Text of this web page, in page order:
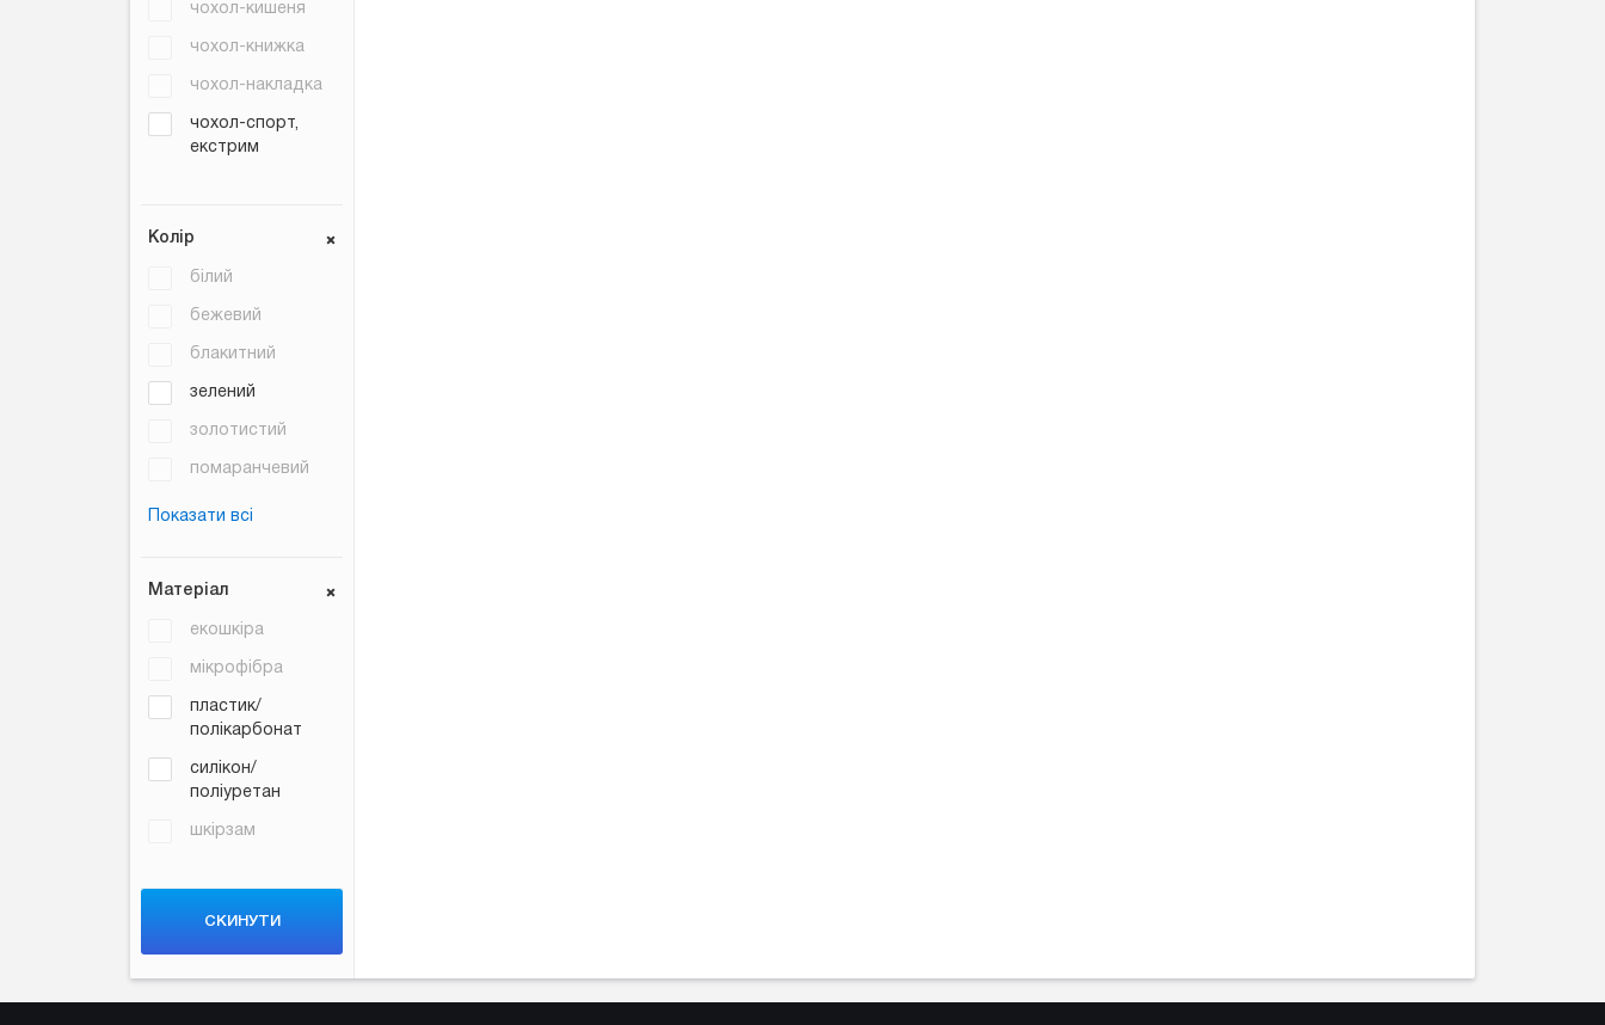
чохол-кишеня
чохол-книжка
чохол-накладка
чохол-спорт,
екстрим
Колір
білий
бежевий
блакитний
зелений
золотистий
помаранчевий
Показати всі
Матеріал
екошкіра
мікрофібра
пластик/
полікарбонат
силікон/
поліуретан
шкірзам
CКИНУТИ